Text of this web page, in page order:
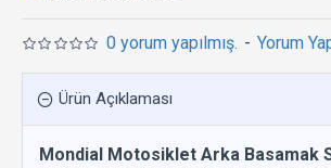
0 yorum yapılmış. - Yorum
Ürün Açıklaması
Mondial Motosiklet Arka Basamak